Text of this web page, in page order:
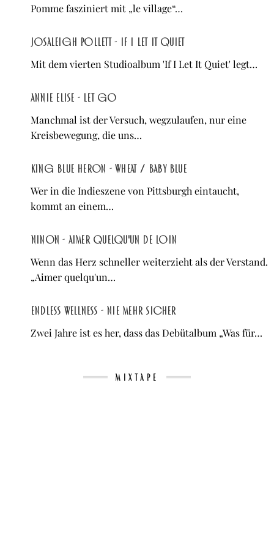
Pomme fasziniert mit „le village“…
Josaleigh Pollett - If I Let It Quiet
Mit dem vierten Studioalbum 'If I Let It Quiet' legt…
Annie Elise - let go
Manchmal ist der Versuch, wegzulaufen, nur eine
Kreisbewegung, die uns…
King Blue Heron - Wheat / Baby Blue
Wer in die Indieszene von Pittsburgh eintaucht,
kommt an einem…
NINON - Aimer quelqu'un de loin
Wenn das Herz schneller weiterzieht als der Verstand.
„Aimer quelqu'un…
Endless Wellness - Nie mehr sicher
Zwei Jahre ist es her, dass das Debütalbum „Was für…
MIXTAPE